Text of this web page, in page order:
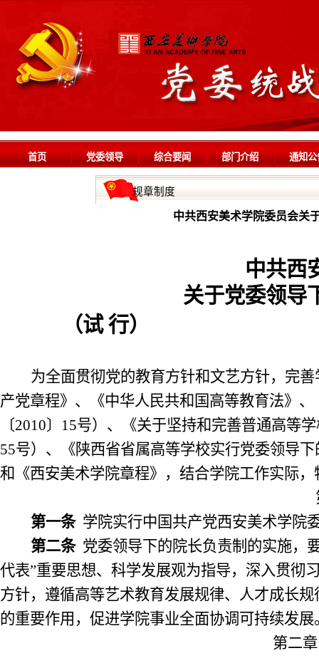
首页 党委领导 综合要闻 部门介绍 通知
规章制度
中共西安美术学院委员会关
中共西
关于党委领导
（试 行）
为全面贯彻党的教育方针和文艺方针，完
产党章程》、《中华人民共和国高等教育法》
〔2010〕 15号）、《关于坚持和完善普通高等
55号）、《陕西省省属高等学校实行党委领导
和《西安美术学院章程》，结合学院工作实际
第一条 学院实行中国共产党西安美术学院
第二条 党委领导下的院长负责制的实施，
代表”重要思想、科学发展观为指导，深入贯彻
方针，遵循高等艺术教育发展规律、人才成长
的重要作用，促进学院事业全面协调可持续发展
第二章